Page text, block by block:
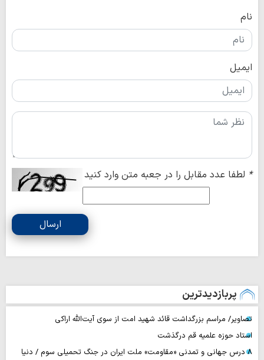
نام
ایمیل
* لطفا عدد مقابل را در جعبه متن وارد کنید
ارسال
پربازدیدترین
تصاویر/ مراسم بزرگداشت قائد شهید امت از سوی آیت‌الله اراکی
استاد حوزه علمیه قم درگذشت
۸ درس جهانی و تمدنی «مقاومت» ملت ایران در جنگ تحمیلی سوم / دنیا